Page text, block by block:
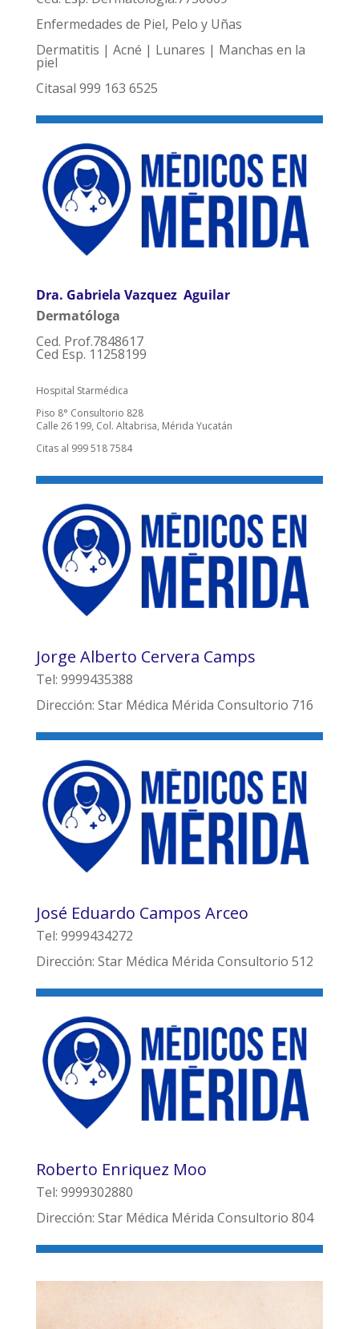
Enfermedades de Piel, Pelo y Uñas
Dermatitis | Acné | Lunares | Manchas en la
piel
Citasal 999 163 6525
Dra. Gabriela Vazquez Aguilar
Dermatóloga
Ced. Prof.7848617
Ced Esp. 11258199
Hospital Starmédica
Piso 8° Consultorio 828
Calle 26 199, Col. Altabrisa, Mérida Yucatán
Citas al 999 518 7584
Jorge Alberto Cervera Camps
Tel: 9999435388
Dirección: Star Médica Mérida Consultorio 716
José Eduardo Campos Arceo
Tel: 9999434272
Dirección: Star Médica Mérida Consultorio 512
Roberto Enriquez Moo
Tel: 9999302880
Dirección: Star Médica Mérida Consultorio 804